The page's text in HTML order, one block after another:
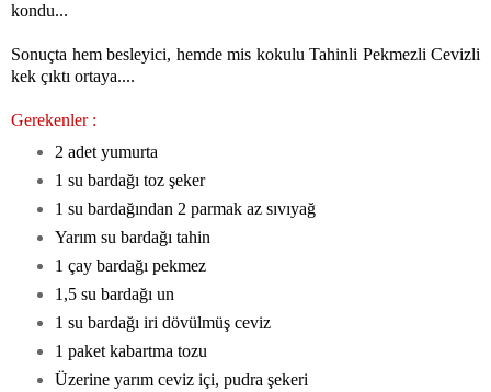
kondu...
Sonuçta hem besleyici, hemde mis kokulu Tahinli Pekmezli Cevizli
kek çıktı ortaya....
Gerekenler :
2 adet yumurta
1 su bardağı toz şeker
1 su bardağından 2 parmak az sıvıyağ
Yarım su bardağı tahin
1 çay bardağı pekmez
1,5 su bardağı un
1 su bardağı iri dövülmüş ceviz
1 paket kabartma tozu
Üzerine yarım ceviz içi, pudra şekeri